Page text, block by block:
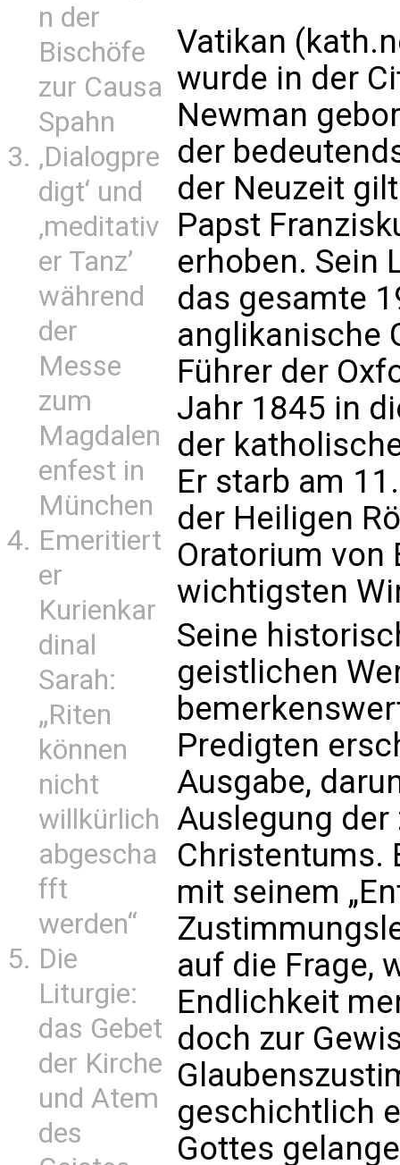
n der
Bischöfe
zur Causa
Spahn
‚Dialogpre
digt‘ und
‚meditativ
er Tanz’
während
der
Messe
zum
Magdalen
enfest in
München
Emeritiert
er
Kurienkar
dinal
Sarah:
„Riten
können
nicht
willkürlich
abgescha
fft
werden“
Die
Liturgie:
das Gebet
der Kirche
und Atem
des
Vatikan
wurde in der
Newman
der
der Neuzeit
Papst
erhoben. Sein
das gesamte
anglikanische
Führer der
Jahr 1845 in
der
Er starb am
der Heiligen
Oratorium von
wichtigsten
Seine
geistlichen
Predigten
Ausgabe,
Auslegung
Christentums.
mit seinem
auf die Frage,
Endlichkeit
doch zur
geschichtlich
Gottes